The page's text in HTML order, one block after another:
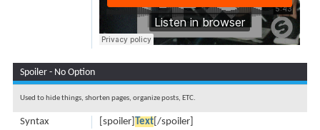
Spoiler - No Option
Used to hide things, shorten pages, organize posts, ETC.
[spoiler] Text[/spoiler]
Syntax